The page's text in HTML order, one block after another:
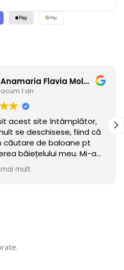
Andrey
acum 1 an
pentru ceea ce creați!!!